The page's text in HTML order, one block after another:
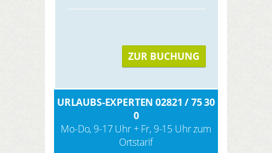
ZUR BUCHUNG
URLAUBS-EXPERTEN 02821 / 75 30
0
Mo-Do, 9-17 Uhr + Fr, 9-15 Uhr zum
Ortstarif